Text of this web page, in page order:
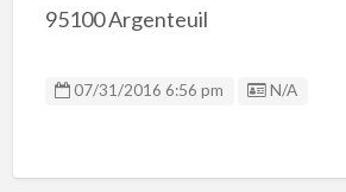
95100 Argenteuil
07/31/2016 6:56 pm Listing ID
N/A